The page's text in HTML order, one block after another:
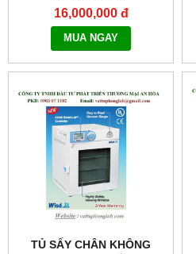
MODEL:THERMOSTABLE
SOV-70
16,000,000 đ
MUA NGAY
TỦ SẤY CHÂN KHÔNG